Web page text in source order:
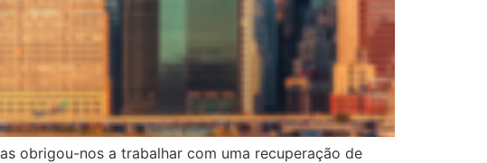
obrigou-nos a trabalhar com uma recuperação de